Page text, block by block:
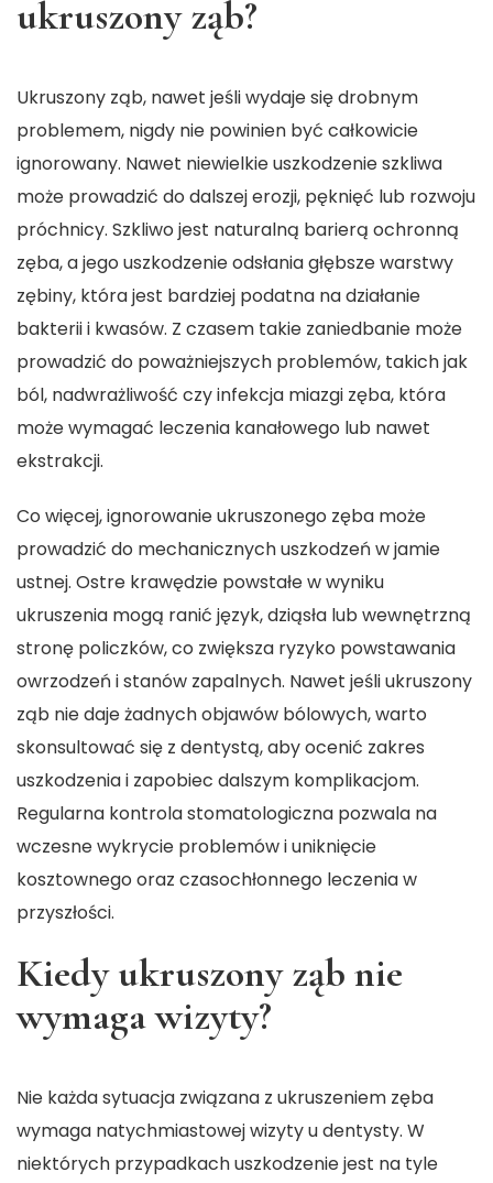
ukruszony ząb?
Ukruszony ząb, nawet jeśli wydaje się drobnym
problemem, nigdy nie powinien być całkowicie
ignorowany. Nawet niewielkie uszkodzenie szkliwa
może prowadzić do dalszej erozji, pęknięć lub rozwoju
próchnicy. Szkliwo jest naturalną barierą ochronną
zęba, a jego uszkodzenie odsłania głębsze warstwy
zębiny, która jest bardziej podatna na działanie
bakterii i kwasów. Z czasem takie zaniedbanie może
prowadzić do poważniejszych problemów, takich jak
ból, nadwrażliwość czy infekcja miazgi zęba, która
może wymagać leczenia kanałowego lub nawet
ekstrakcji.
Co więcej, ignorowanie ukruszonego zęba może
prowadzić do mechanicznych uszkodzeń w jamie
ustnej. Ostre krawędzie powstałe w wyniku
ukruszenia mogą ranić język, dziąsła lub wewnętrzną
stronę policzków, co zwiększa ryzyko powstawania
owrzodzeń i stanów zapalnych. Nawet jeśli ukruszony
ząb nie daje żadnych objawów bólowych, warto
skonsultować się z dentystą, aby ocenić zakres
uszkodzenia i zapobiec dalszym komplikacjom.
Regularna kontrola stomatologiczna pozwala na
wczesne wykrycie problemów i uniknięcie
kosztownego oraz czasochłonnego leczenia w
przyszłości.
Kiedy ukruszony ząb nie
wymaga wizyty?
Nie każda sytuacja związana z ukruszeniem zęba
wymaga natychmiastowej wizyty u dentysty. W
niektórych przypadkach uszkodzenie jest na tyle